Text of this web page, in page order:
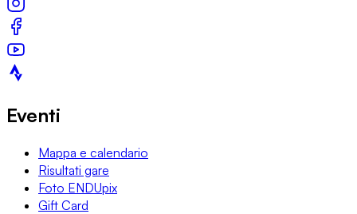
Eventi
Mappa e calendario
Risultati gare
Foto ENDUpix
Gift Card